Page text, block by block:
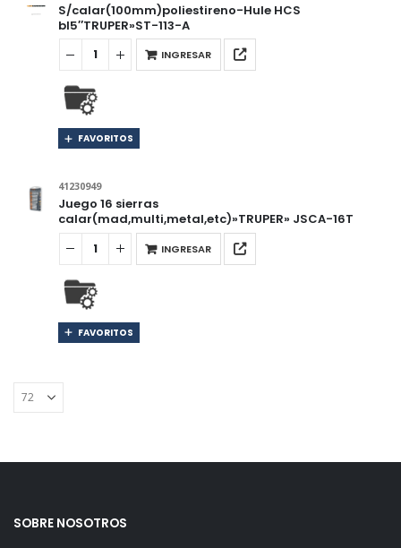
S/calar(100mm)poliestireno-Hule HCS
bl5″TRUPER»ST-113-A
INGRESAR
FAVORITOS
41230949
Juego 16 sierras
calar(mad,multi,metal,etc)»TRUPER» JSCA-16T
INGRESAR
FAVORITOS
SOBRE NOSOTROS